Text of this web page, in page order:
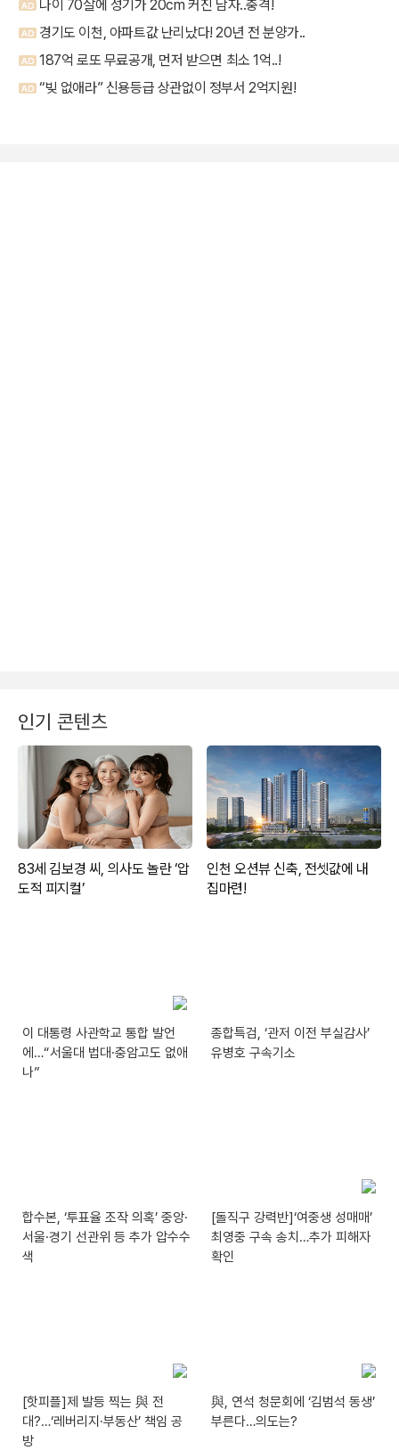
인기 콘텐츠
이 대통령 사관학교 통합 발언
에…“서울대 법대·충암고도 없애
나”
종합특검, ‘관저 이전 부실감사’
유병호 구속기소
합수본, ‘투표율 조작 의혹’ 중앙·
서울·경기 선관위 등 추가 압수수
색
[돌직구 강력반]‘여중생 성매매’
최영중 구속 송치…추가 피해자
확인
[핫피플]제 발등 찍는 與 전
대?…‘레버리지·부동산’ 책임 공
방
與, 연석 청문회에 ‘김범석 동생’
부른다…의도는?